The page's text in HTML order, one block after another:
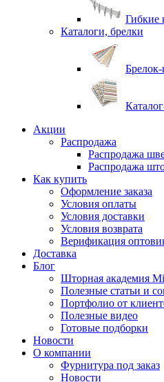
Гибкие
Каталоги, брелки
Брелок-
Акции
Распродажа
Распродажа
Распродажа
Как купить
Оформление заказа
Условия оплаты
Условия доставки
Условия возврата
Верификация
Доставка
Блог
Шторная академия
Полезные статьи и
Портфолио от
Полезные видео
Готовые подборки
Новости
О компании
Фурнитура под заказ
Новости